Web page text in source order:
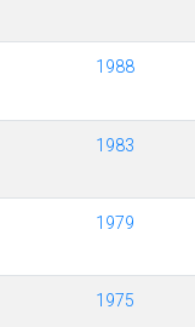
1988
1983
1979
1975